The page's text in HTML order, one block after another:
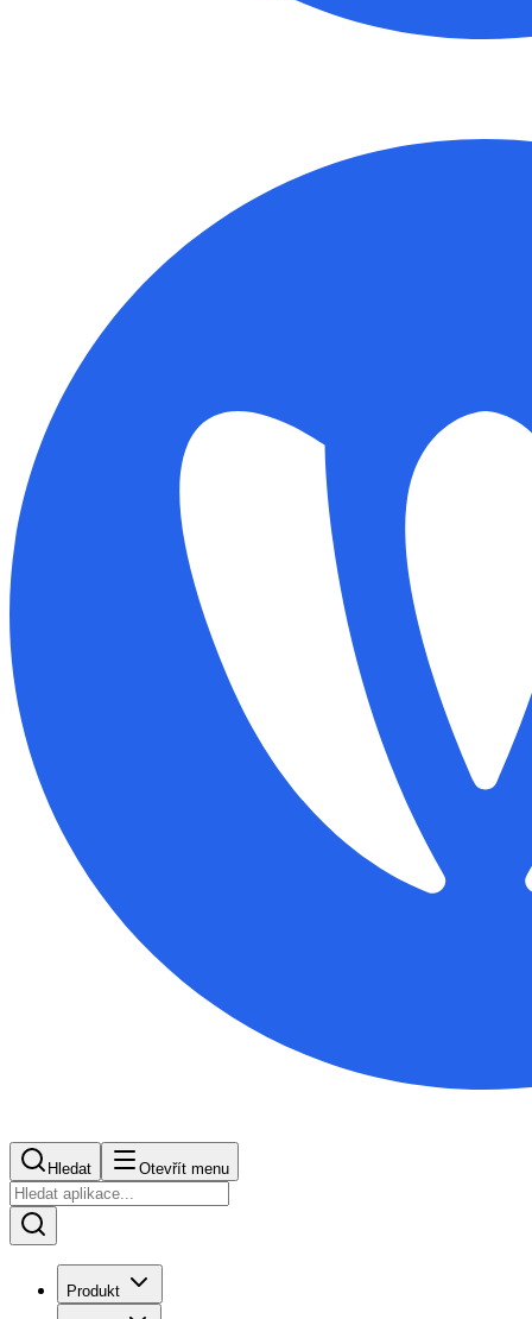
Hledat Otevřít menu
Produkt